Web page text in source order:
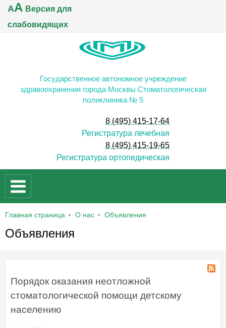
AA Версия для
слабовидящих
Государственное автономное учреждение
здравоохранения города Москвы Стоматологическая
поликлиника № 5
8 (495) 415-17-64
Регистратура лечебная
8 (495) 415-19-65
Регистратура ортопедическая
Главная страница О нас Объявления
Объявления
Порядок оказания неотложной
стоматологической помощи детскому
населению